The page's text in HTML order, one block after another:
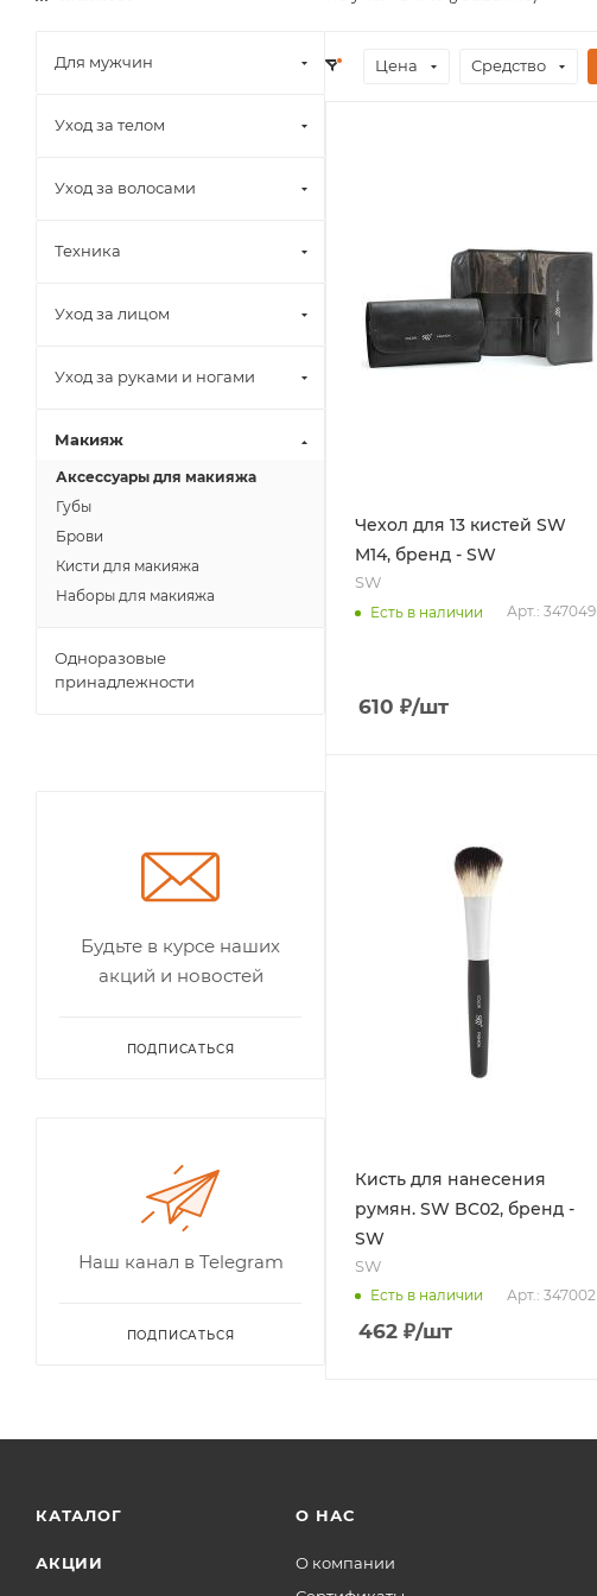
Цена Средство
Чехол для 13 кистей SW
M14, бренд - SW
SW
Есть в наличии Арт.: 347049
610 ₽/шт
Кисть для нанесения
румян. SW BC02, бренд -
SW
SW
Есть в наличии Арт.: 347002
462 ₽/шт
Для мужчин
Уход за телом
Уход за волосами
Техника
Уход за лицом
Уход за руками и ногами
Макияж
Аксессуары для макияжа
Губы
Брови
Кисти для макияжа
Наборы для макияжа
Одноразовые
принадлежности
Будьте в курсе наших
акций и новостей
ПОДПИСАТЬСЯ
Наш канал в Telegram
ПОДПИСАТЬСЯ
КАТАЛОГ
АКЦИИ
О НАС
О компании